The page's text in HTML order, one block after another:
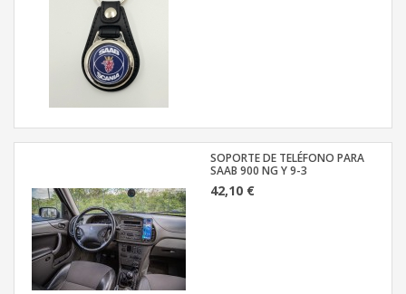
SOPORTE DE TELÉFONO PARA
SAAB 900 NG Y 9-3
42,10 €